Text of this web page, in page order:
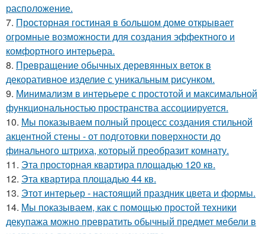
расположение.
7. Просторная гостиная в большом доме открывает
огромные возможности для создания эффектного и
комфортного интерьера.
8. Превращение обычных деревянных веток в
декоративное изделие с уникальным рисунком.
9. Минимализм в интерьере с простотой и максимальной
функциональностью пространства ассоциируется.
10. Мы показываем полный процесс создания стильной
акцентной стены - от подготовки поверхности до
финального штриха, который преобразит комнату.
11. Эта просторная квартира площадью 120 кв.
12. Эта квартира площадью 44 кв.
13. Этот интерьер - настоящий праздник цвета и формы.
14. Мы показываем, как с помощью простой техники
декупажа можно превратить обычный предмет мебели в